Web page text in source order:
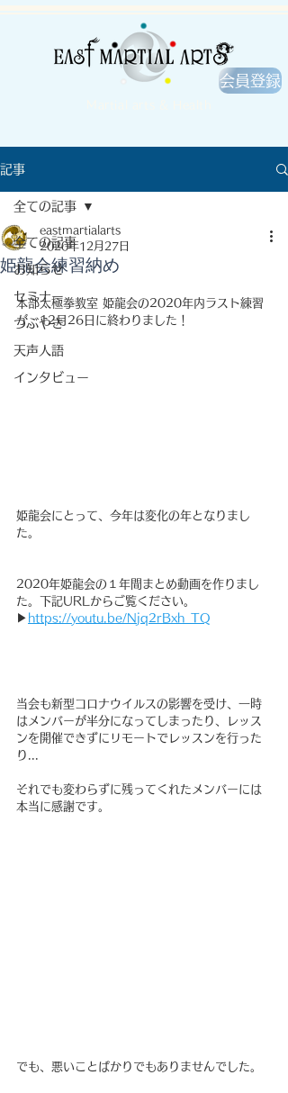
会員登録
記事
全ての記事
お知らせ
セミナー
つぶやき
天声人語
インタビュー
全ての記事
姫龍会練習納め
eastmartialarts
2020年12月27日
本部太極拳教室 姫龍会の2020年内ラスト練習
が、12月26日に終わりました！
姫龍会にとって、今年は変化の年となりまし
た。
2020年姫龍会の１年間まとめ動画を作りまし
た。下記URLからご覧ください。
▶︎ https://youtu.be/Njq2rBxh_TQ
当会も新型コロナウイルスの影響を受け、一時
はメンバーが半分になってしまったり、レッス
ンを開催できずにリモートでレッスンを行った
り...
それでも変わらずに残ってくれたメンバーには
本当に感謝です。
でも、悪いことばかりでもありませんでした。